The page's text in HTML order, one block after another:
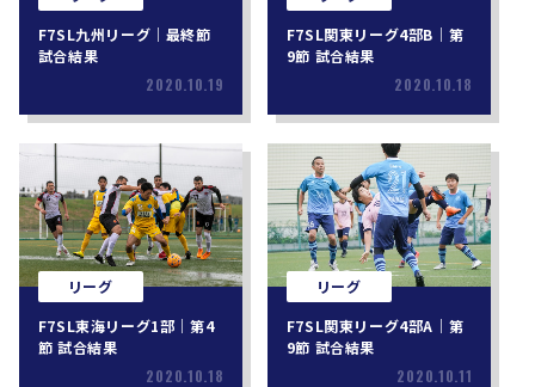
F7SL九州リーグ｜最終節
試合結果
2020.10.19
F7SL関東リーグ4部B｜第
9節 試合結果
2020.10.18
リーグ
F7SL東海リーグ1部｜第4
節 試合結果
2020.10.18
リーグ
F7SL関東リーグ4部A｜第
9節 試合結果
2020.10.11